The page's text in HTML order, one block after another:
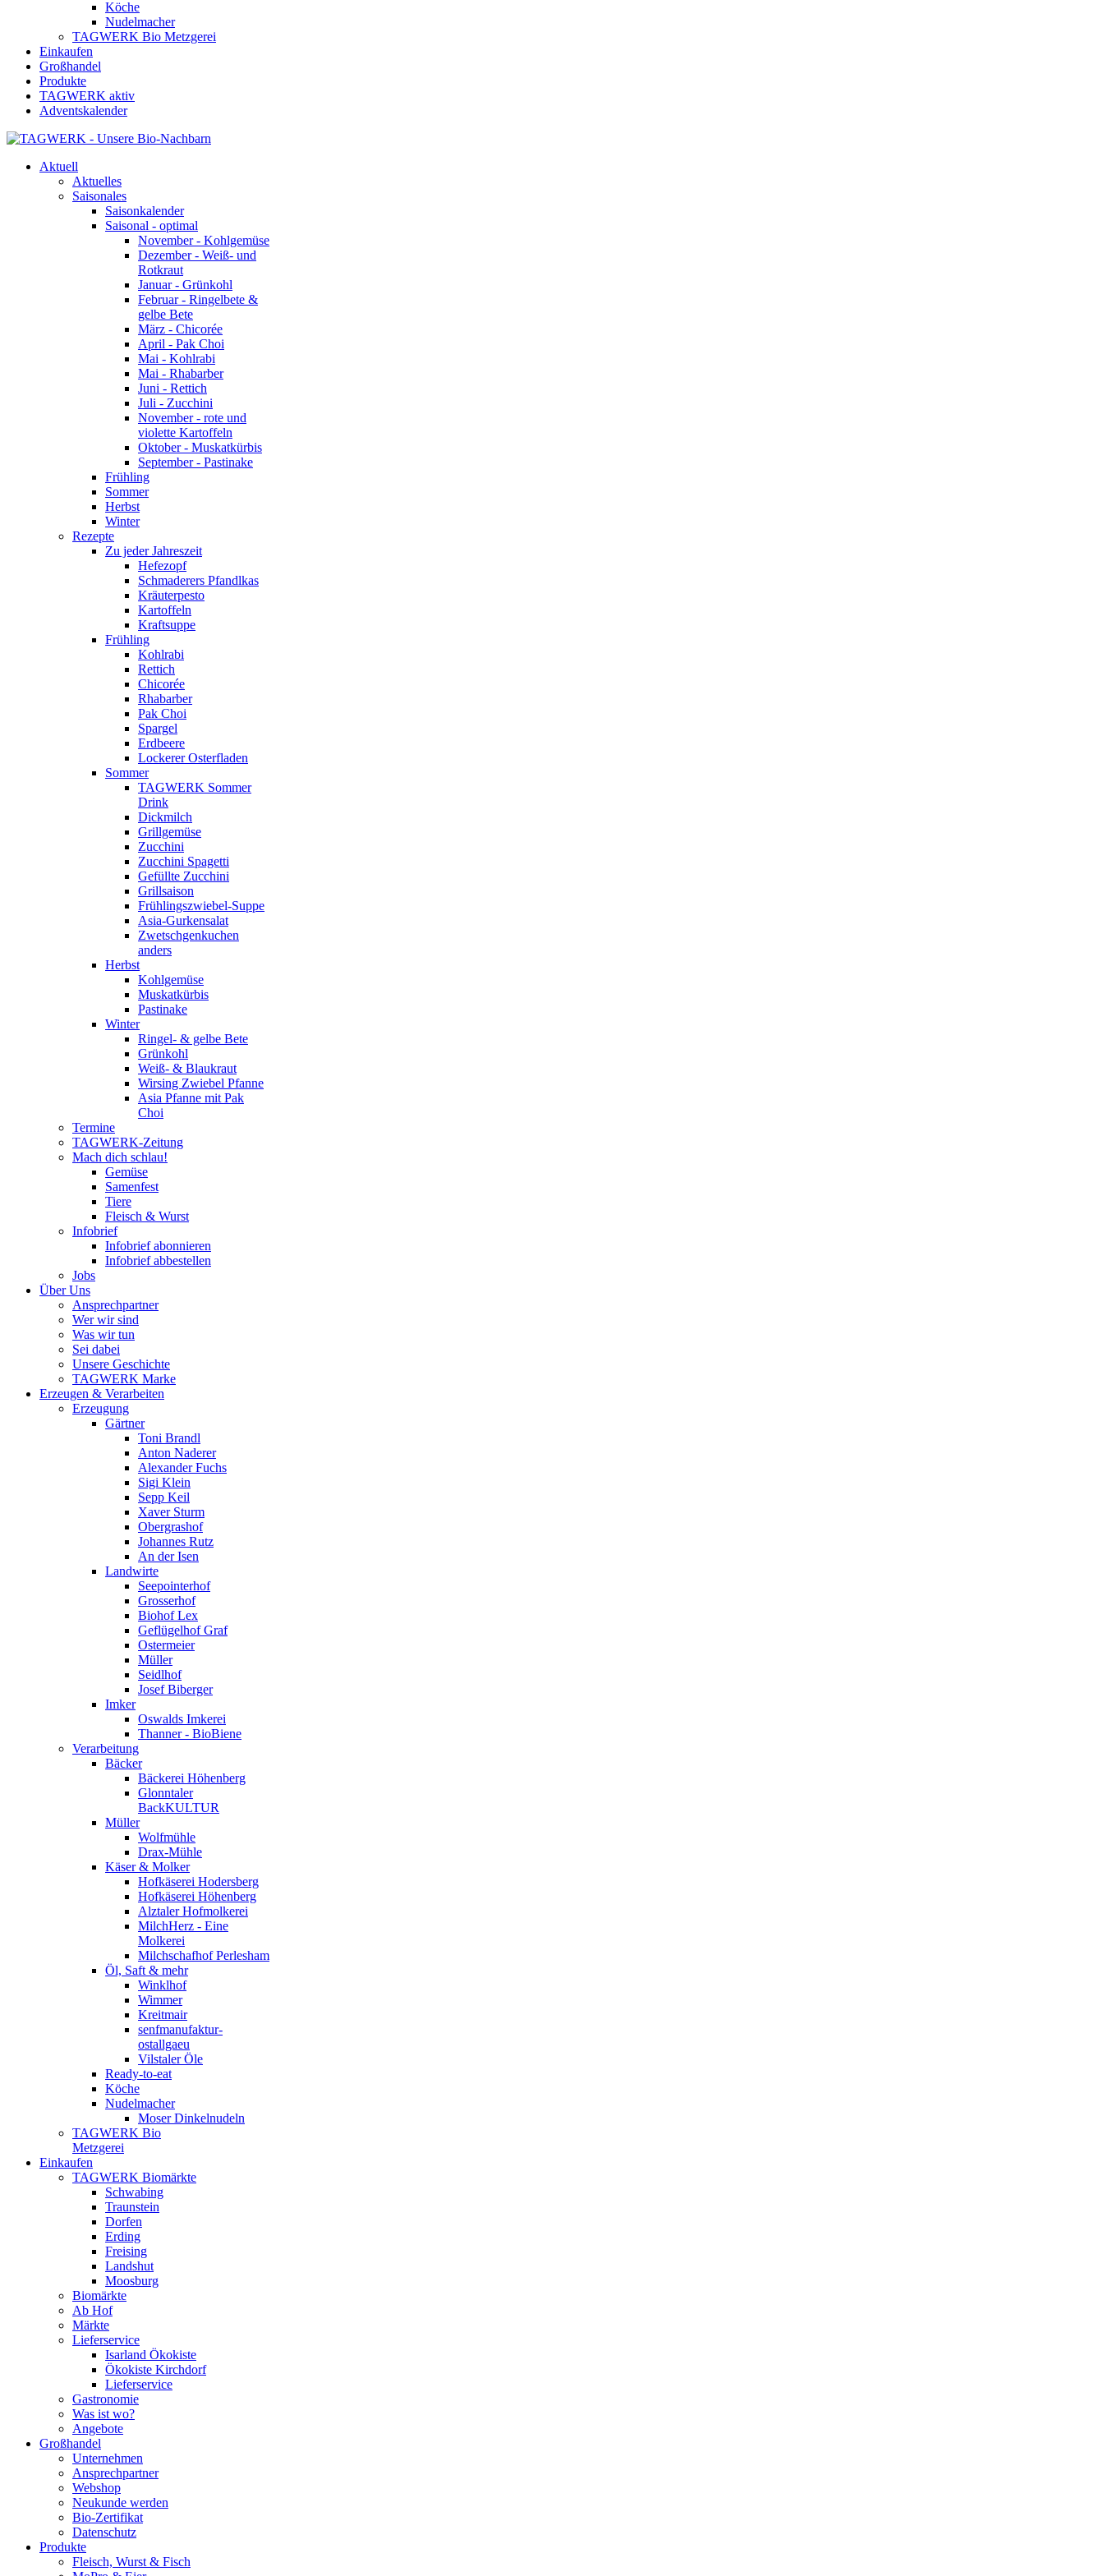
Köche
Nudelmacher
TAGWERK Bio Metzgerei
Einkaufen
Großhandel
Produkte
TAGWERK aktiv
Adventskalender
Aktuell
Aktuelles
Saisonales
Saisonkalender
Saisonal - optimal
November - Kohlgemüse
Dezember - Weiß- und
Rotkraut
Januar - Grünkohl
Februar - Ringelbete &
gelbe Bete
März - Chicorée
April - Pak Choi
Mai - Kohlrabi
Mai - Rhabarber
Juni - Rettich
Juli - Zucchini
November - rote und
violette Kartoffeln
Oktober - Muskatkürbis
September - Pastinake
Frühling
Sommer
Herbst
Winter
Rezepte
Zu jeder Jahreszeit
Hefezopf
Schmaderers Pfandlkas
Kräuterpesto
Kartoffeln
Kraftsuppe
Frühling
Kohlrabi
Rettich
Chicorée
Rhabarber
Pak Choi
Spargel
Erdbeere
Lockerer Osterfladen
Sommer
TAGWERK Sommer
Drink
Dickmilch
Grillgemüse
Zucchini
Zucchini Spagetti
Gefüllte Zucchini
Grillsaison
Frühlingszwiebel-Suppe
Asia-Gurkensalat
Zwetschgenkuchen
anders
Herbst
Kohlgemüse
Muskatkürbis
Pastinake
Winter
Ringel- & gelbe Bete
Grünkohl
Weiß- & Blaukraut
Wirsing Zwiebel Pfanne
Asia Pfanne mit Pak
Choi
Termine
TAGWERK-Zeitung
Mach dich schlau!
Gemüse
Samenfest
Tiere
Fleisch & Wurst
Infobrief
Infobrief abonnieren
Infobrief abbestellen
Jobs
Über Uns
Ansprechpartner
Wer wir sind
Was wir tun
Sei dabei
Unsere Geschichte
TAGWERK Marke
Erzeugen & Verarbeiten
Erzeugung
Gärtner
Toni Brandl
Anton Naderer
Alexander Fuchs
Sigi Klein
Sepp Keil
Xaver Sturm
Obergrashof
Johannes Rutz
An der Isen
Landwirte
Seepointerhof
Grosserhof
Biohof Lex
Geflügelhof Graf
Ostermeier
Müller
Seidlhof
Josef Biberger
Imker
Oswalds Imkerei
Thanner - BioBiene
Verarbeitung
Bäcker
Bäckerei Höhenberg
Glonntaler
BackKULTUR
Müller
Wolfmühle
Drax-Mühle
Käser & Molker
Hofkäserei Hodersberg
Hofkäserei Höhenberg
Alztaler Hofmolkerei
MilchHerz - Eine
Molkerei
Milchschafhof Perlesham
Öl, Saft & mehr
Winklhof
Wimmer
Kreitmair
senfmanufaktur-
ostallgaeu
Vilstaler Öle
Ready-to-eat
Köche
Nudelmacher
Moser Dinkelnudeln
TAGWERK Bio
Metzgerei
Einkaufen
TAGWERK Biomärkte
Schwabing
Traunstein
Dorfen
Erding
Freising
Landshut
Moosburg
Biomärkte
Ab Hof
Märkte
Lieferservice
Isarland Ökokiste
Ökokiste Kirchdorf
Lieferservice
Gastronomie
Was ist wo?
Angebote
Großhandel
Unternehmen
Ansprechpartner
Webshop
Neukunde werden
Bio-Zertifikat
Datenschutz
Produkte
Fleisch, Wurst & Fisch